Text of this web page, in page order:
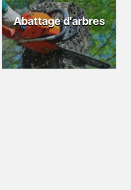
Abattage d'arbres